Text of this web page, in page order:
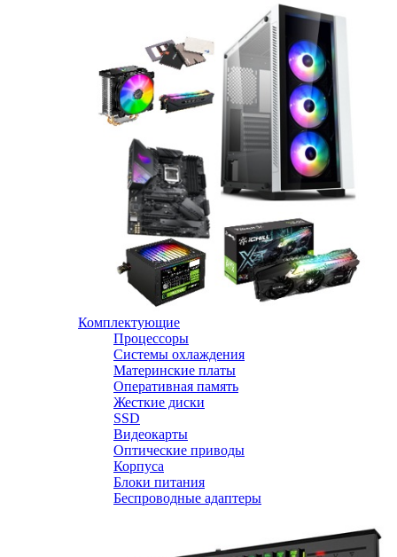
Комплектующие
Процессоры
Системы охлаждения
Материнские платы
Оперативная память
Жесткие диски
SSD
Видеокарты
Оптические приводы
Корпуса
Блоки питания
Беспроводные адаптеры